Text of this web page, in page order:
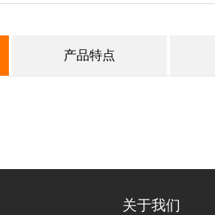
产品特点
关于我们